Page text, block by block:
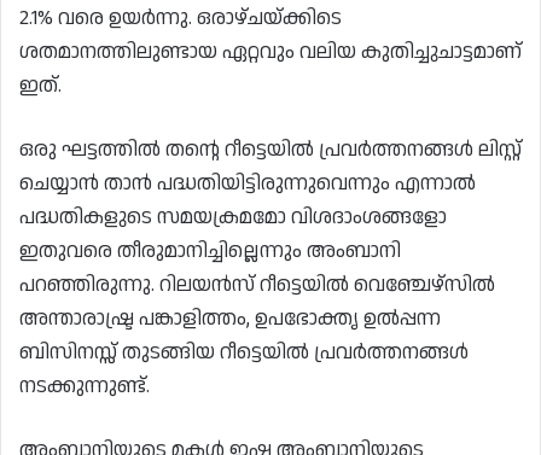
2.1% വരെ ഉയർന്നു. ഒരാഴ്ചയ്ക്കിടെ
ശതമാനത്തിലുണ്ടായ ഏറ്റവും വലിയ കുതിച്ചുചാട്ടമാണ്
ഇത്.
ഒരു ഘട്ടത്തിൽ തന്റെ റീട്ടെയിൽ പ്രവർത്തനങ്ങൾ ലിസ്റ്റ്
ചെയ്യാൻ താൻ പദ്ധതിയിട്ടിരുന്നുവെന്നും എന്നാൽ
പദ്ധതികളുടെ സമയക്രമമോ വിശദാംശങ്ങളോ
ഇതുവരെ തീരുമാനിച്ചില്ലെന്നും അംബാനി
പറഞ്ഞിരുന്നു. റിലയൻസ് റീട്ടെയിൽ വെഞ്ചേഴ്‌സിൽ
അന്താരാഷ്ട്ര പങ്കാളിത്തം, ഉപഭോക്തൃ ഉൽപ്പന്ന
ബിസിനസ്സ് തുടങ്ങിയ റീട്ടെയിൽ പ്രവർത്തനങ്ങൾ
നടക്കുന്നുണ്ട്.